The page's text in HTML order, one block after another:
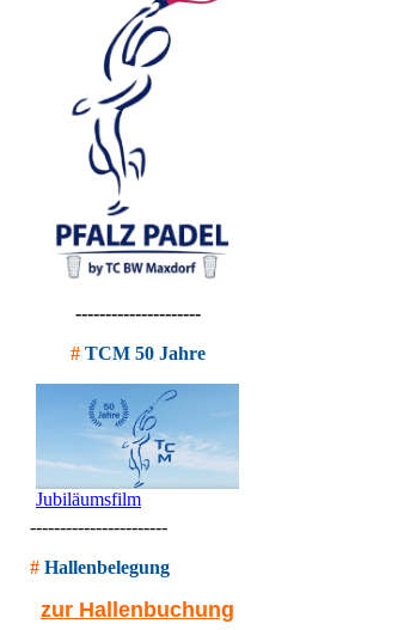
---------------------
# TCM 50 Jahre
Jubiläumsfilm
-----------------------
# Hallenbelegung
zur Hallenbuchung